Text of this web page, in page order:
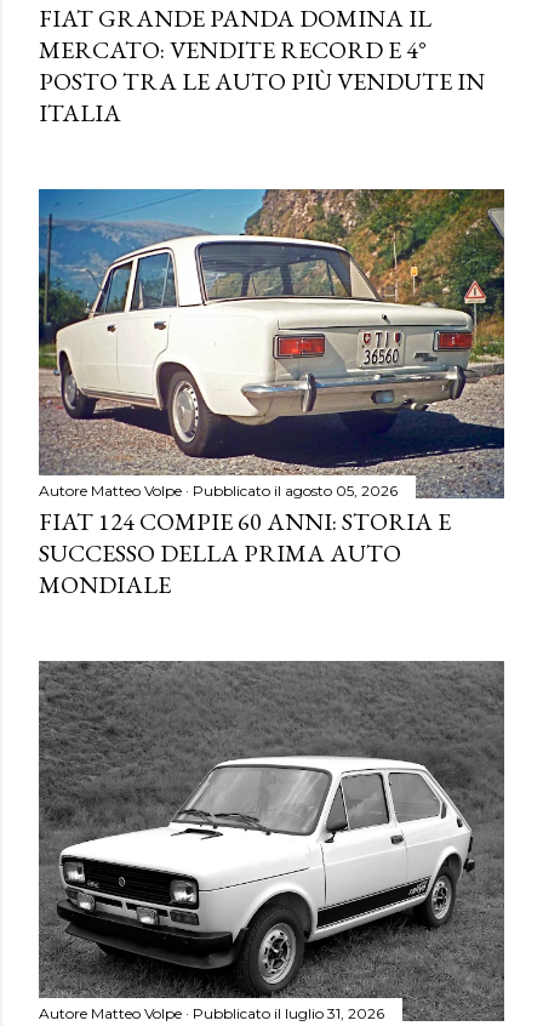
FIAT GRANDE PANDA DOMINA IL
MERCATO: VENDITE RECORD E 4°
POSTO TRA LE AUTO PIÙ VENDUTE IN
ITALIA
Autore Matteo Volpe Pubblicato il agosto 05, 2026
FIAT 124 COMPIE 60 ANNI: STORIA E
SUCCESSO DELLA PRIMA AUTO
MONDIALE
Autore Matteo Volpe Pubblicato il luglio 31, 2026